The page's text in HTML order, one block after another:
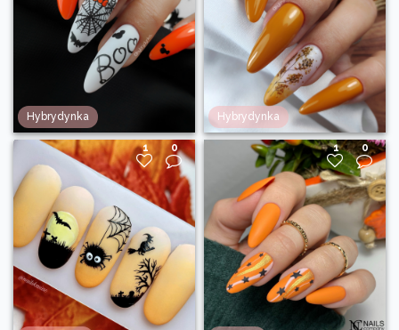
Hybrydynka Hybrydynka
1 0 1 0